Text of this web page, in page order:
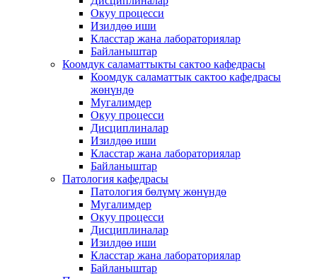
Окуу процесси
Изилдөө иши
Класстар жана лабораториялар
Байланыштар
Коомдук саламаттыкты сактоо кафедрасы
Коомдук саламаттык сактоо кафедрасы
жөнүндө
Мугалимдер
Окуу процесси
Дисциплиналар
Изилдөө иши
Класстар жана лабораториялар
Байланыштар
Патология кафедрасы
Патология бөлүмү жөнүндө
Мугалимдер
Окуу процесси
Дисциплиналар
Изилдөө иши
Класстар жана лабораториялар
Байланыштар